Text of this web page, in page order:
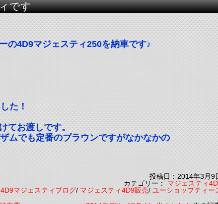
です
の4D9マジェスティ250を納車です♪
た！
てお渡しです。
ムでも定番のブラウンですがなかなかの
投稿日：2014年3月9
カテゴリー：マジェスティ
4D9マジェスティブログ/マジェスティ4D9販売/ユーショップティー